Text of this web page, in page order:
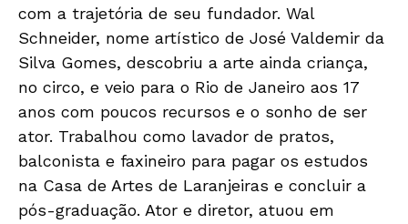
com a trajetória de seu fundador. Wal
Schneider, nome artístico de José Valdemir da
Silva Gomes, descobriu a arte ainda criança,
no circo, e veio para o Rio de Janeiro aos 17
anos com poucos recursos e o sonho de ser
ator. Trabalhou como lavador de pratos,
balconista e faxineiro para pagar os estudos
na Casa de Artes de Laranjeiras e concluir a
pós-graduação. Ator e diretor, atuou em